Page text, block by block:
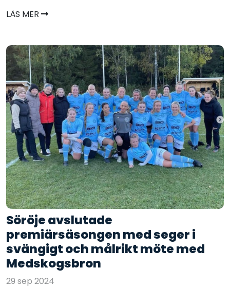
LÄS MER
Söröje avslutade
premiärsäsongen med seger i
svängigt och målrikt möte med
Medskogsbron
29 sep 2024